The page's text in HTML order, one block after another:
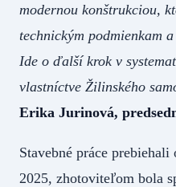
modernou konštrukciou,
technickým podmienkam
Ide o ďalší krok v
vlastníctve Žilinského
Erika Jurinová,
Stavebné práce
2025, zhotoviteľom bola